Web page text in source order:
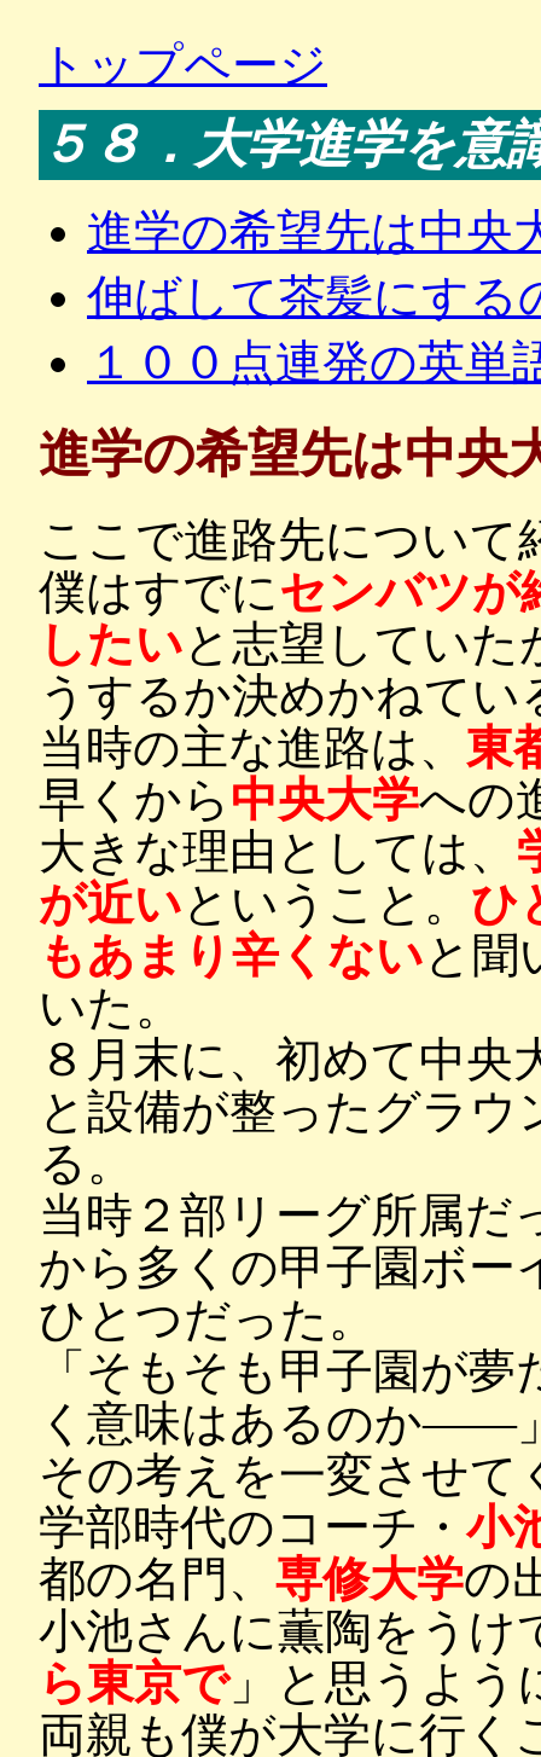
トップページ
５８．大学進学を意
進学の希望先は中央
伸ばして茶髪にする
１００点連発の英単
進学の希望先は中央
ここで進路先について
僕はすでにセンバツが
したいと志望してい
うするか決めかねて
当時の主な進路は、 東
早くから 中央大学への
大きな理由としては、
が近いということ。 ひ
もあまり辛くないと聞
いた。
８月末に、初めて中
と設備が整ったグラ
る。
当時２部リーグ所属だ
から多くの甲子園ボー
ひとつだった。
「そもそも甲子園が
く意味はあるのか――
その考えを一変させ
学部時代のコーチ・小
都の名門、 専修大学の
小池さんに薫陶をうけ
ら東京で」と思うよう
両親も僕が大学に行く